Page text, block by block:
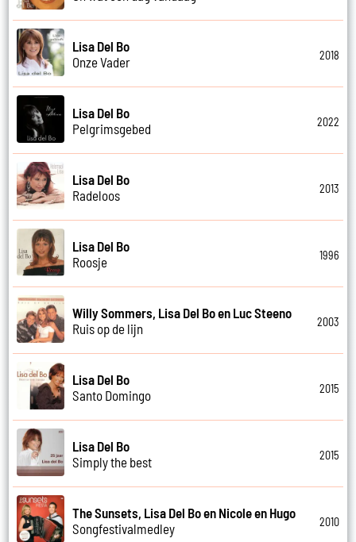
Lisa Del Bo
Onze Vader
2018
Lisa Del Bo
Pelgrimsgebed
2022
Lisa Del Bo
Radeloos
2013
Lisa Del Bo
Roosje
1996
Willy Sommers, Lisa Del Bo en Luc Steeno
Ruis op de lijn
2003
Lisa Del Bo
Santo Domingo
2015
Lisa Del Bo
Simply the best
2015
The Sunsets, Lisa Del Bo en Nicole en Hugo
Songfestivalmedley
2010